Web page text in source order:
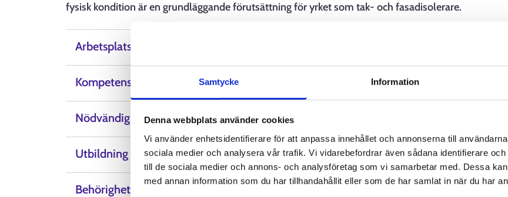
Samtycke Information
Denna webbplats använder cookies
Vi använder enhetsidentifierare för att anpassa innehållet och annonserna till
sociala medier och analysera vår trafik. Vi vidarebefordrar även sådana identifierare
till de sociala medier och annons- och analysföretag som vi samarbetar med. Dessa
med annan information som du har tillhandahållit eller som de har samlat in när du har
fysisk kondition är en grundläggande förutsättning för yrket som tak- och fasadisolerare.
Arbetsplatser
Kompetens, färdigheter och egenskaper
Nödvändig kunskap
Utbildning
Behörighetsvillkor